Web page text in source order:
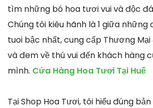
tìm những bó hoa tươi vui và độc
Chúng tôi kiêu hãnh là 1 giữa những
tuoi bậc nhất, cung cấp Thương
và đem về thú vui đến khách hàng
mình. Cửa Hàng Hoa Tươi Tại Huế
Tại Shop Hoa Tươi, tôi hiểu đúng